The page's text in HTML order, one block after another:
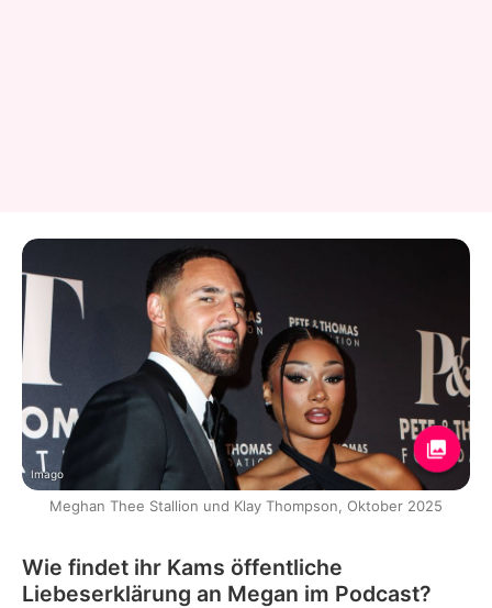
Imago
Meghan Thee Stallion und Klay Thompson, Oktober 2025
Wie findet ihr Kams öffentliche
Liebeserklärung an Megan im Podcast?